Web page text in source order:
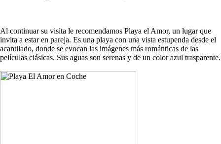
Al continuar su visita le recomendamos Playa el Amor, un lugar que
invita a estar en pareja. Es una playa con una vista estupenda desde el
acantilado, donde se evocan las imágenes más románticas de las
películas clásicas. Sus aguas son serenas y de un color azul trasparente.